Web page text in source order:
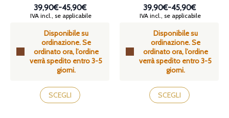
Disponibile su
ordinazione. Se
ordinato ora, l’ordine
verrà spedito entro 3-5
giorni.
39,90€-45,90€
Fascia
prezzo:
da
39,90€
a
45,90€
IVA incl., se applicabile
SCEGLI
Questo
prodotto
ha
Disponibile su
ordinazione. Se
ordinato ora, l’ordine
verrà spedito entro 3-5
giorni.
39,90€-45,90€
Fascia
prezzo:
da
39,90€
a
45,90€
IVA incl., se applicabile
SCEGLI
Questo
prodotto
ha